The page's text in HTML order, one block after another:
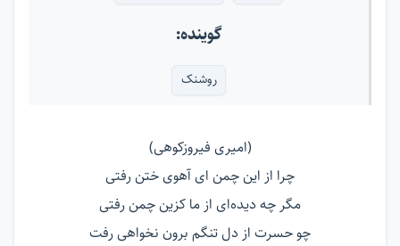
گوینده:
روشنک
(امیری فیروزکوهی)
چرا از این چمن ای آهوی ختن رفتی
مگر چه دیده‌ای از ما کزین چمن رفتی
چو حسرت از دل تنگم برون نخواهی رفت